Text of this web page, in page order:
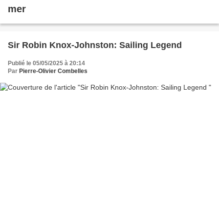
mer
Sir Robin Knox-Johnston: Sailing Legend
Publié le 05/05/2025 à 20:14
Par Pierre-Olivier Combelles